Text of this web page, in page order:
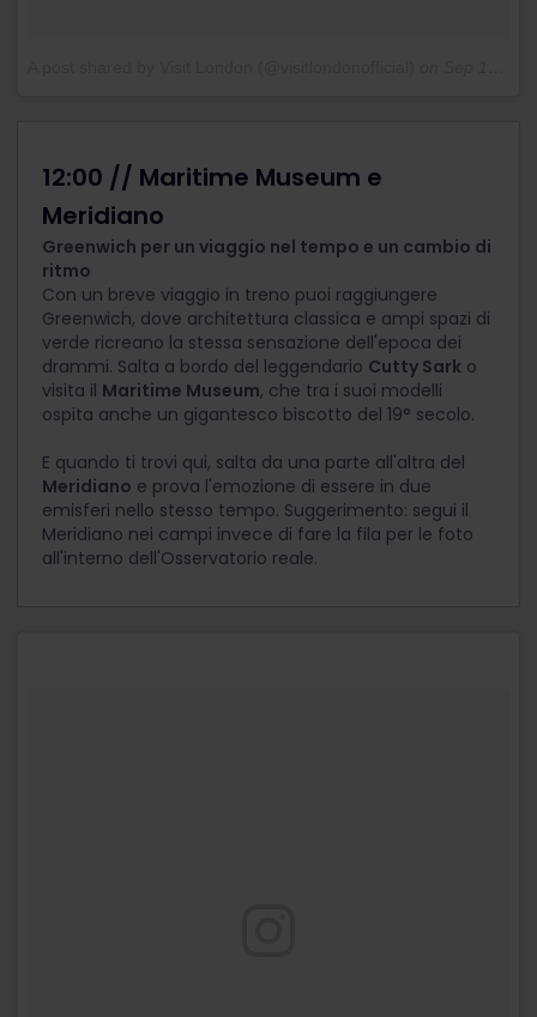
12:00 // Maritime Museum e
Meridiano
Greenwich per un viaggio nel tempo e un cambio di
ritmo
Con un breve viaggio in treno puoi raggiungere
Greenwich, dove architettura classica e ampi spazi di
verde ricreano la stessa sensazione dell'epoca dei
drammi. Salta a bordo del leggendario Cutty Sark o
visita il Maritime Museum, che tra i suoi modelli
ospita anche un gigantesco biscotto del 19° secolo.
E quando ti trovi qui, salta da una parte all'altra del
Meridiano e prova l'emozione di essere in due
emisferi nello stesso tempo. Suggerimento: segui il
Meridiano nei campi invece di fare la fila per le foto
all'interno dell'Osservatorio reale.